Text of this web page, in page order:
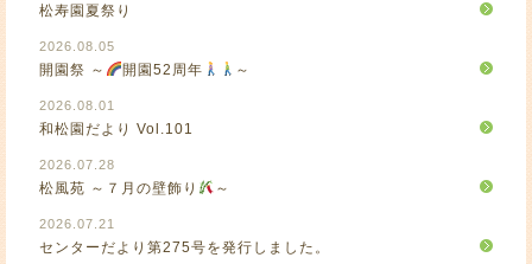
松寿園夏祭り
2026.08.05
開園祭 ～ 開園52周年 ～
2026.08.01
和松園だより Vol.101
2026.07.28
松風苑 ～７月の壁飾り ～
2026.07.21
センターだより第275号を発行しました。